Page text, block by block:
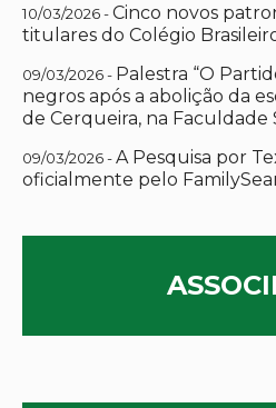
10/03/2026 -Cinco novos
titulares do Colégio
09/03/2026 - Palestra “O
negros após a abolição da
de Cerqueira, na Faculdade
09/03/2026 -A Pesquisa por
oficialmente pelo